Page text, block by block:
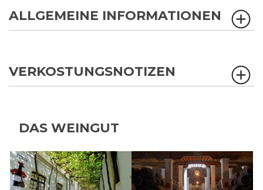
ALLGEMEINE INFORMATIONEN
VERKOSTUNGSNOTIZEN
DAS WEINGUT